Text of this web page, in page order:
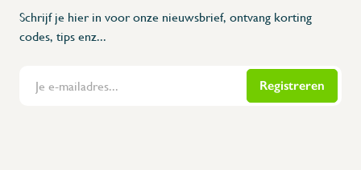
Schrijf je hier in voor onze nieuwsbrief, ontvang korting
codes, tips enz...
Registreren